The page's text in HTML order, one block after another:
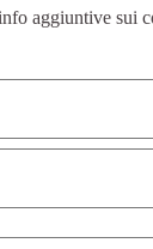
aggiuntive sui